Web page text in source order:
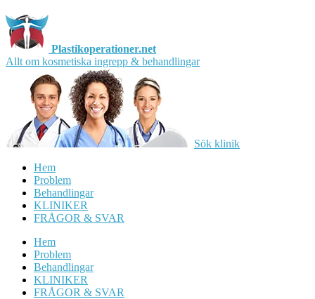
Plastikoperationer.net
Allt om kosmetiska ingrepp & behandlingar
Sök klinik
Hem
Problem
Behandlingar
KLINIKER
FRÅGOR & SVAR
Hem
Problem
Behandlingar
KLINIKER
FRÅGOR & SVAR